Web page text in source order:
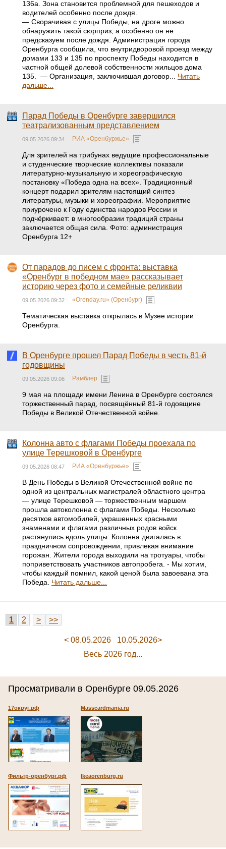
136а. Зона становится проблемной для пешеходов и
водителей особенно после дождя.
— Сворачивая с улицы Победы, на дроге можно
обнаружить такой сюрприз, а особенно он не
предсказуем после дождя. Администрация города
Оренбурга сообщила, что внутридворовой проезд между
домами 133 и 135 по проспекту Победы находится в
частной общей долевой собственности жильцов дома
135. — Организация, заключившая договор... Читать
дальше...
Парад Победы в Оренбурге завершился
театрализованным представлением
09.05.2026 09:34 РИА «Оренбуржье»
Для зрителей на трибунах ведущие профессиональные
и студенческие творческие коллективы показали
литературно-музыкальную и хореографическую
постановку «Победа одна на всех». Традиционный
концерт подарил зрителям настоящий синтез
литературы, музыки и хореографии. Мероприятие
приурочено к Году единства народов России и
подчёркивает: в многообразии традиций страны
заключается общая сила. Фото: администрация
Оренбурга 12+
От парадов до писем с фронта: выставка
«Оренбург в победном мае» рассказывает
историю через фото и семейные реликвии
09.05.2026 09:32 «Orenday.ru» (Оренбург)
Тематическая выставка открылась в Музее истории
Оренбурга.
В Оренбурге прошел Парад Победы в честь 81-й
годовщины
09.05.2026 09:06 Рамблер
9 мая на площади имени Ленина в Оренбурге состоялся
торжественный парад, посвящённый 81-й годовщине
Победы в Великой Отечественной войне.
Колонна авто с флагами Победы проехала по
улице Терешковой в Оренбурге
09.05.2026 08:47 РИА «Оренбуржье»
В День Победы в Великой Отечественной войне по
одной из центральных магистралей областного центра
— улице Терешковой — торжественным маршем
прошла автоколонна с флагами Победы. Несколько
десятков автомобилей, украшенных красными
знаменами и флагами различных родов войск
растянулись вдоль улицы. Колонна двигалась в
праздничном сопровождении, привлекая внимание
горожан. Жители города выходили на тротуары, чтобы
поприветствовать участников автопробега. - Мы хотим,
чтобы каждый помнил, какой ценой была завоевана эта
Победа. Читать дальше...
1 2 > >>
< 08.05.2026
10.05.2026>
Весь 2026 год...
Просматривали в Оренбурге 09.05.2026
17округ.рф Masscardmania.ru
Фильтр-оренбург.рф Ikeaorenburg.ru